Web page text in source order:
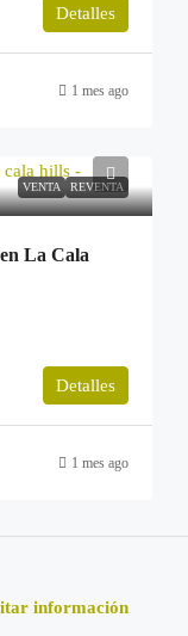
Detalles
1 mes ago
VENTA REVENTA
La Cala
Detalles
1 mes ago
información